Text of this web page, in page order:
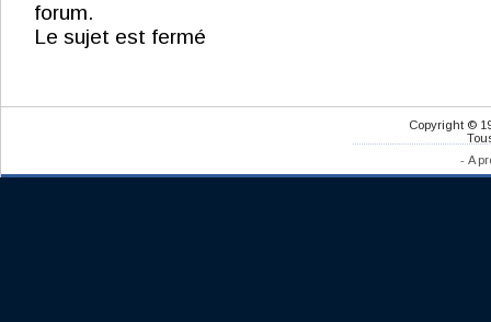
forum.
Le sujet est fermé
Copyright ©
- A